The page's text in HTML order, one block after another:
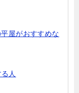
屋がおすすめな
人